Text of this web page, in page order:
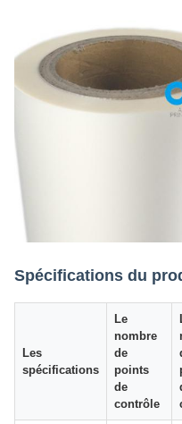
Spécifications du
Les
spécifications
Le
nombre
de
points
de
contrôle